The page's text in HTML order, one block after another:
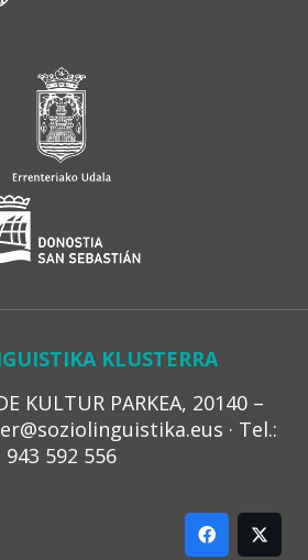
KLUSTERRA
KULTUR PARKEA, 20140 –
· Tel.:
943 592 556